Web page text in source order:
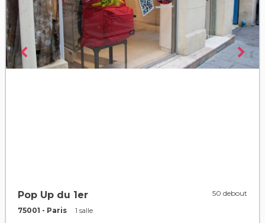
Pop Up du 1er
75001 - Paris 1 salle
50 debout